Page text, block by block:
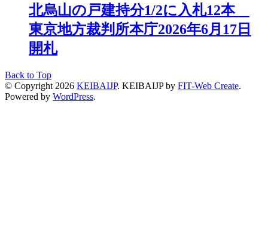
北烏山の戸建持分1/2に入札12本
東京地方裁判所本庁2026年6月17日
開札
Back to Top
© Copyright 2026 KEIBAIJP. KEIBAIJP by FIT-Web Create.
Powered by WordPress.